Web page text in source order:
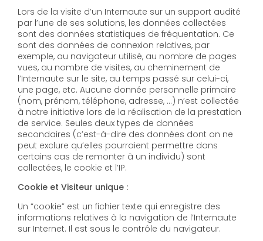
Lors de la visite d’un Internaute sur un support audité
par l’une de ses solutions, les données collectées
sont des données statistiques de fréquentation. Ce
sont des données de connexion relatives, par
exemple, au navigateur utilisé, au nombre de pages
vues, au nombre de visites, au cheminement de
l’Internaute sur le site, au temps passé sur celui-ci,
une page, etc. Aucune donnée personnelle primaire
(nom, prénom, téléphone, adresse, …) n’est collectée
à notre initiative lors de la réalisation de la prestation
de service. Seules deux types de données
secondaires (c’est-à-dire des données dont on ne
peut exclure qu’elles pourraient permettre dans
certains cas de remonter à un individu) sont
collectées, le cookie et l’IP.
Cookie et Visiteur unique :
Un “cookie” est un fichier texte qui enregistre des
informations relatives à la navigation de l’Internaute
sur Internet. Il est sous le contrôle du navigateur.